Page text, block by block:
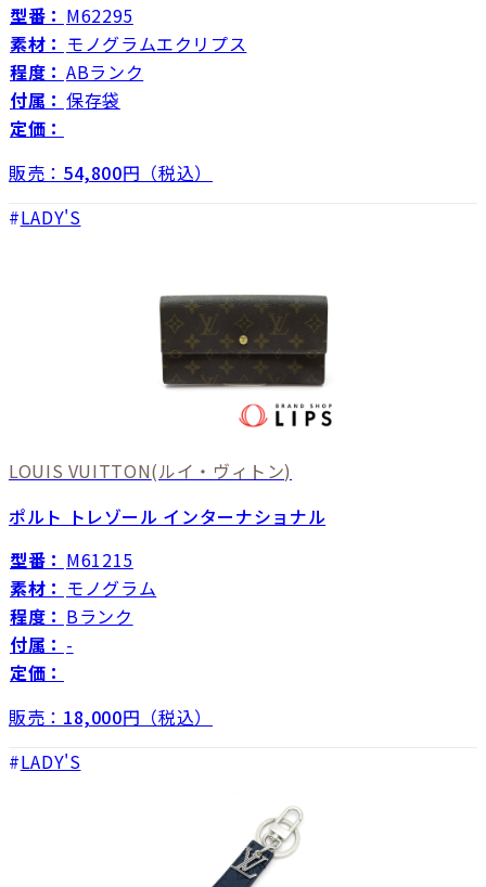
型番： M62295
素材： モノグラムエクリプス
程度： ABランク
付属： 保存袋
定価：
販売： 54,800円（税込）
LADY'S
LOUIS VUITTON(ルイ・ヴィトン)
ポルト トレゾール インターナショナル
型番： M61215
素材： モノグラム
程度： Bランク
付属： -
定価：
販売： 18,000円（税込）
LADY'S